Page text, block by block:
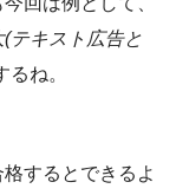
テキスト広告と
るね。
するとできるよ